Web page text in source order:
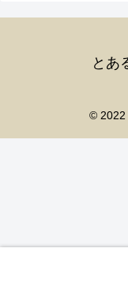
とあ
© 2022